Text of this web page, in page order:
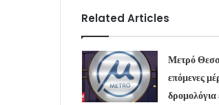
Related Articles
Μετρό
επόμενες